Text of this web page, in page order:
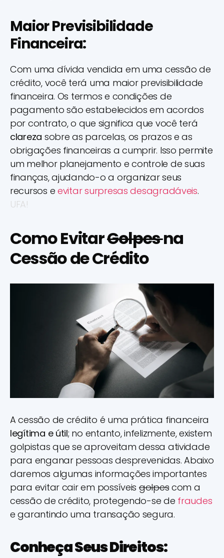
Maior Previsibilidade
Financeira:
Com uma dívida vendida em uma cessão de
crédito, você terá uma maior previsibilidade
financeira. Os termos e condições de
pagamento são estabelecidos em acordos
por contrato, o que significa que você terá
clareza sobre as parcelas, os prazos e as
obrigações financeiras a cumprir. Isso permite
um melhor planejamento e controle de suas
finanças, ajudando-o a organizar seus
recursos eevitar surpresas desagradáveis.
UFA!
Como EvitarGolpesna
Cessão de Crédito
A cessão de crédito é uma prática financeira
legítima e útil; no entanto, infelizmente, existem
golpistas que se aproveitam dessa atividade
para enganar pessoas desprevenidas. Abaixo
daremos algumas informações importantes
para evitar cair em possíveis golpescom a
cessão de crédito, protegendo-se de fraudes
e garantindo uma transação segura.
Conheça Seus Direitos: